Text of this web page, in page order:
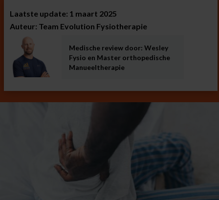
Laatste update: 1 maart 2025
Auteur: Team Evolution Fysiotherapie
Medische review door: Wesley
Fysio en Master orthopedische
Manueeltherapie